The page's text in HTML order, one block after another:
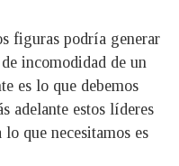
figuras podría generar
incomodidad de un
es lo que debemos
adelante estos líderes
que necesitamos es